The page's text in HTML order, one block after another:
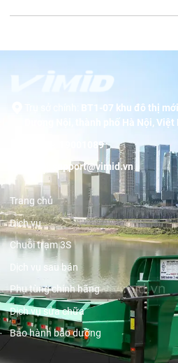
BT1-07 khu đô thị
Dương Nội, thành phố Hà Nội, Việt
19001089
support@vimid.vn
Trang chủ
Dịch vụ
Chuỗi trạm 3S
Dịch vụ sau bán
Phụ tùng chính hãng
Dịch vụ sửa chữa
Bảo hành bảo dưỡng